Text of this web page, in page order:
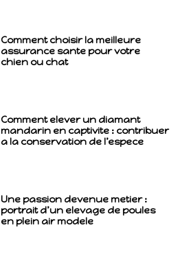
Comment choisir la meilleure
assurance sante pour votre
chien ou chat
Comment elever un diamant
mandarin en captivite : contribuer
a la conservation de l’espece
Une passion devenue metier :
portrait d’un elevage de poules
en plein air modele